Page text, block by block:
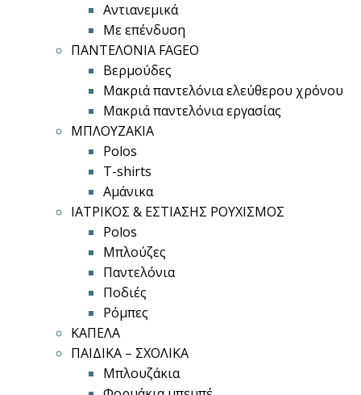
Αντιανεμικά
Με επένδυση
ΠΑΝΤΕΛΟΝΙΑ FAGEO
Βερμούδες
Μακριά παντελόνια ελεύθερου χρόνου
Μακριά παντελόνια εργασίας
ΜΠΛΟΥΖΑΚΙΑ
Polos
T-shirts
Αμάνικα
ΙΑΤΡΙΚΟΣ & ΕΣΤΙΑΣΗΣ ΡΟΥΧΙΣΜΟΣ
Polos
Μπλούζες
Παντελόνια
Ποδιές
Ρόμπες
ΚΑΠΕΛΑ
ΠΑΙΔΙΚΑ – ΣΧΟΛΙΚΑ
Μπλουζάκια